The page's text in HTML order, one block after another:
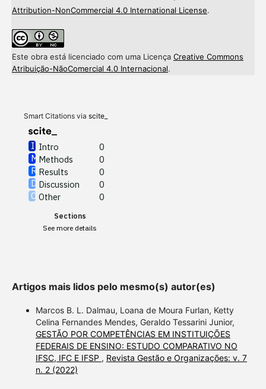
Attribution-NonCommercial 4.0 International License.
Este obra está licenciado com uma Licença Creative Commons
Atribuição-NãoComercial 4.0 Internacional.
Smart Citations via scite_
Intro
0
Methods
0
Results
0
Discussion
0
Other
0
Sections
See more details
Intro
0
contrasts the cited claim, and
a label indicating in which
section the citation was
made.
Artigos mais lidos pelo mesmo(s) autor(es)
Marcos B. L. Dalmau, Loana de Moura Furlan, Ketty
Celina Fernandes Mendes, Geraldo Tessarini Junior,
GESTÃO POR COMPETÊNCIAS EM INSTITUIÇÕES
FEDERAIS DE ENSINO: ESTUDO COMPARATIVO NO
IFSC, IFC E IFSP , Revista Gestão e Organizações: v. 7
n. 2 (2022)